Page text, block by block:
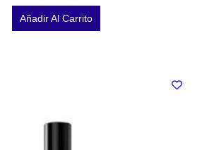
Añadir Al Carrito